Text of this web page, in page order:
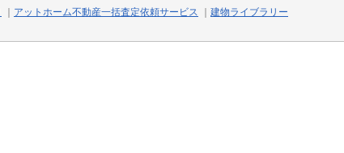
アットホーム不動産一括査定依頼サービス
建物ライブラリー